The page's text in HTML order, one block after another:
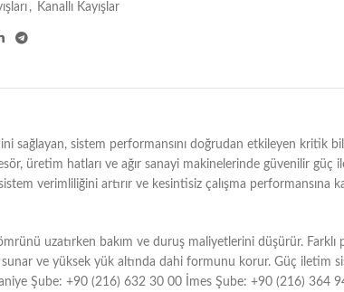
, Kanallı Kayışlar
sağlayan, sistem performansını doğrudan etkileyen kritik
üretim hatları ve ağır sanayi makinelerinde güvenilir güç
verimliliğini artırır ve kesintisiz çalışma performansına
uzatırken bakım ve duruş maliyetlerini düşürür. Farklı
ve yüksek yük altında dahi formunu korur. Güç iletim
Şube: +90 (216) 632 30 00 İmes Şube: +90 (216) 364